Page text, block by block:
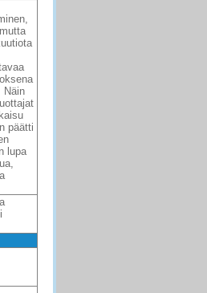
Näin
päätti
lupa